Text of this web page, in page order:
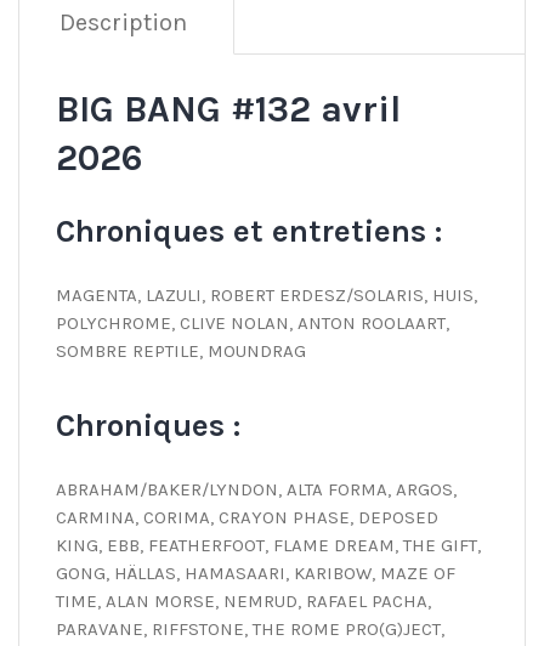
Description
BIG BANG #132 avril
2026
Chroniques et entretiens :
MAGENTA, LAZULI, ROBERT ERDESZ/SOLARIS, HUIS,
POLYCHROME, CLIVE NOLAN, ANTON ROOLAART,
SOMBRE REPTILE, MOUNDRAG
Chroniques :
ABRAHAM/BAKER/LYNDON, ALTA FORMA, ARGOS,
CARMINA, CORIMA, CRAYON PHASE, DEPOSED
KING, EBB, FEATHERFOOT, FLAME DREAM, THE GIFT,
GONG, HÄLLAS, HAMASAARI, KARIBOW, MAZE OF
TIME, ALAN MORSE, NEMRUD, RAFAEL PACHA,
PARAVANE, RIFFSTONE, THE ROME PRO(G)JECT,